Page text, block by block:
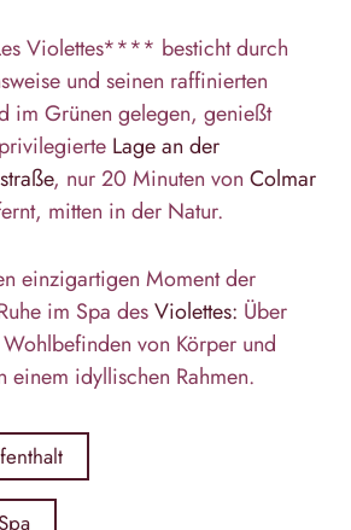
Violettes**** besticht durch
und seinen raffinierten
im Grünen gelegen, genießt
Lage an der
, nur 20 Minuten von Colmar
mitten in der Natur.
einzigartigen Moment der
im Spa desViolettes: Über
von Körper und
einem idyllischen Rahmen.